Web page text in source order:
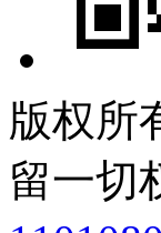
版权所
留一切